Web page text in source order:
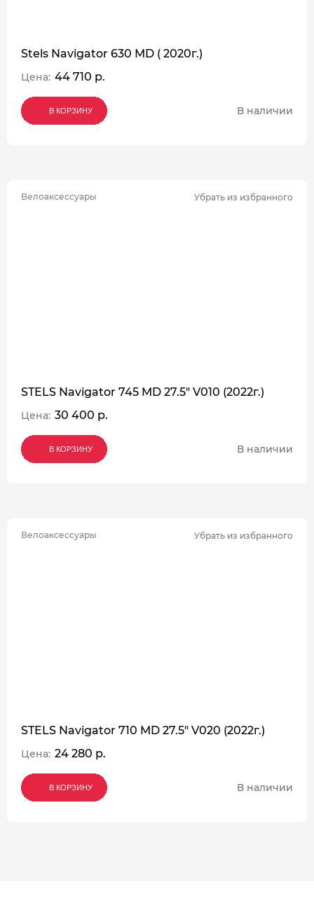
Stels Navigator 630 MD ( 2020г.)
Цена: 44 710 р.
В КОРЗИНУ
В КОРЗИНУ
В КОРЗИНУ В наличии
Велоаксессуары Убрать из избранного
STELS Navigator 745 MD 27.5" V010 (2022г.)
Цена: 30 400 р.
В КОРЗИНУ
В КОРЗИНУ
В КОРЗИНУ В наличии
Велоаксессуары Убрать из избранного
STELS Navigator 710 MD 27.5" V020 (2022г.)
Цена: 24 280 р.
В КОРЗИНУ
В КОРЗИНУ
В КОРЗИНУ В наличии